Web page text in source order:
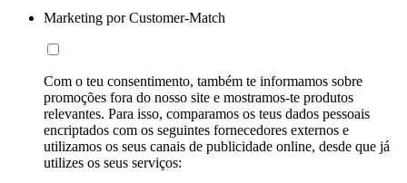
Marketing por Customer-Match
Com o teu consentimento, também te informamos sobre
promoções fora do nosso site e mostramos-te produtos
relevantes. Para isso, comparamos os teus dados pessoais
encriptados com os seguintes fornecedores externos e
utilizamos os seus canais de publicidade online, desde que já
utilizes os seus serviços: